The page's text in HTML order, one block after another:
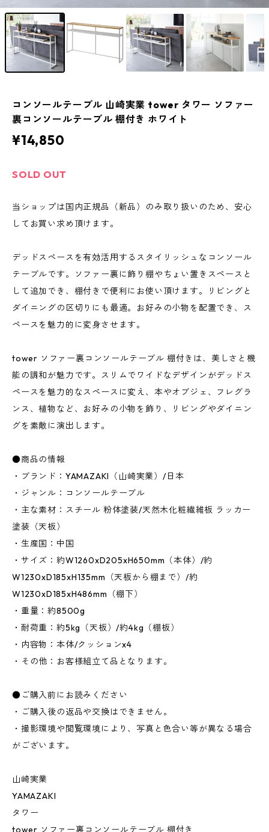
コンソールテーブル 山崎実業 tower タワー ソファー
裏コンソールテーブル 棚付き ホワイト
¥14,850
SOLD OUT
当ショップは国内正規品（新品）のみ取り扱いのため、安心
してお買い求め頂けます。
デッドスペースを有効活用するスタイリッシュなコンソール
テーブルです。ソファー裏に飾り棚やちょい置きスペースと
して追加でき、棚付きで便利にお使い頂けます。リビングと
ダイニングの区切りにも最適。お好みの小物を配置でき、ス
ペースを魅力的に変身させます。
tower ソファー裏コンソールテーブル 棚付きは、美しさと機
能の調和が魅力です。スリムでワイドなデザインがデッドス
ペースを魅力的なスペースに変え、本やオブジェ、フレグラ
ンス、植物など、お好みの小物を飾り、リビングやダイニン
グを素敵に演出します。
●商品の情報
・ブランド：YAMAZAKI（山崎実業）/日本
・ジャンル：コンソールテーブル
・主な素材：スチール 粉体塗装/天然木化粧繊維板 ラッカー
塗装（天板）
・生産国：中国
・サイズ：約W1260xD205xH650mm（本体）/約
W1230xD185xH135mm（天板から棚まで）/約
W1230xD185xH486mm（棚下）
・重量：約8500g
・耐荷重：約5kg（天板）/約4kg（棚板）
・内容物：本体/クッションx4
・その他：お客様組立て品となります。
●ご購入前にお読みください
・ご購入後の返品や交換はできません。
・撮影環境や閲覧環境により、写真と色合い等が異なる場合
がございます。
山崎実業
YAMAZAKI
タワー
tower ソファー裏コンソールテーブル 棚付き